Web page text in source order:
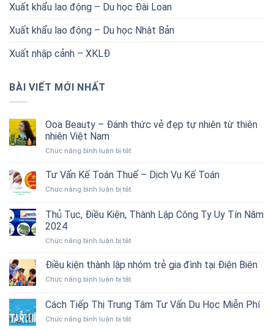
Xuất khẩu lao động – Du học Đài Loan
Xuất khẩu lao động – Du học Nhật Bản
Xuất nhập cảnh – XKLĐ
BÀI VIẾT MỚI NHẤT
Ooa Beauty – Đánh thức vẻ đẹp tự nhiên từ thiên
nhiên Việt Nam
Chức năng bình luận bị tắtở
Beauty
Đánh
vẻ
nhiên
thiên
Tư Vấn Kế Toán Thuế – Dịch Vụ Kế Toán
Chức năng bình luận bị tắtở
Vấn
Kế
Thuế
Dịch
Kế
Thủ Tục, Điều Kiện, Thành Lập Công Ty Uy Tín Năm
2024
Chức năng bình luận bị tắtở
Tục,
Kiện,
Lập
Ty
Điều kiện thành lập nhóm trẻ gia đình tại Điện Biên
Chức năng bình luận bị tắtở
kiện
thành
lập
Cách Tiếp Thị Trung Tâm Tư Vấn Du Học Miễn Phí
Chức năng bình luận bị tắtở